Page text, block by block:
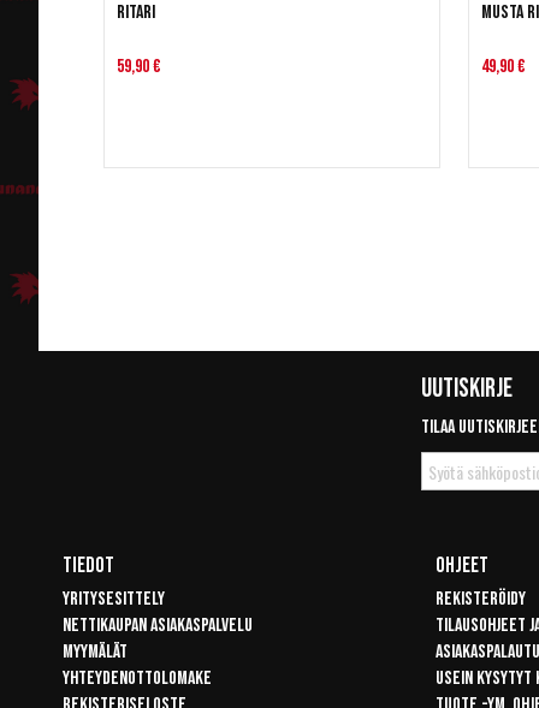
Ritari
59,90 €
Musta
49,90 €
Uutiskirje
Tilaa
Tilaa
uutiskirje
Tiedot
Yritysesittely
Nettikaupan asiakaspalvelu
Myymälät
Yhteydenottolomake
Ohjeet
Rekisteröidy
Tilausohjeet
Usein kysytyt